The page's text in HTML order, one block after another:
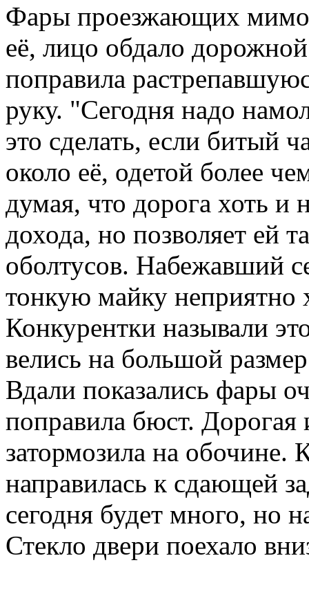
Фары проезжающих мимо
её, лицо обдало
поправила
руку. "Сегодня надо
это сделать, если битый
около её, одетой более
думая, что дорога хоть и
дохода, но позволяет ей
оболтусов. Набежавший
тонкую майку неприятно
Конкурентки называли
велись на большой
Вдали показались фары
поправила бюст. Дорогая
затормозила на обочине.
направилась к сдающей
сегодня будет много, но
Стекло двери поехало